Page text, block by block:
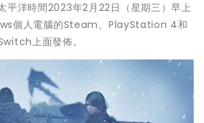
平洋時間2023年2月22日（星期三）早上
個人電腦的Steam、PlayStation 4和
上面發佈。